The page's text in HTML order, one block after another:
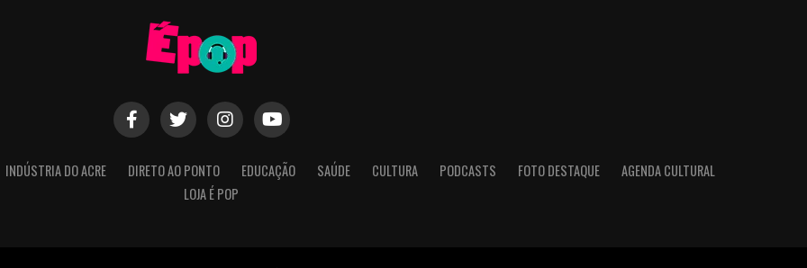
INDÚSTRIA DO ACRE DIRETO AO PONTO EDUCAÇÃO SAÚDE CULTURA PODCASTS FOTO DESTAQUE
AGENDA CULTURAL
LOJA É POP